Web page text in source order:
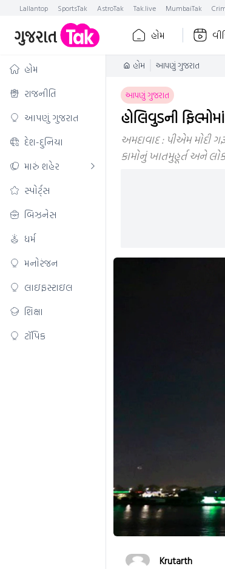
Lallantop SportsTak AstroTak Tak.live MumbaiTak
હોમ
હોમ
રાજનીતિ
આપણું ગુજરાત
દેશ-દુનિયા
મારું શહેર
સ્પોર્ટ્સ
બિઝનેસ
ધર્મ
મનોરંજન
લાઇફસ્ટાઇલ
શિક્ષા
ટૉપિક
હોમ આપણું ગુજરાત
આપણું ગુજરાત
હોલિવુડની
અમદાવાદ : પીએમ મોદી
કામોનું ખાતમુહૂર્ત અને
Krutarth